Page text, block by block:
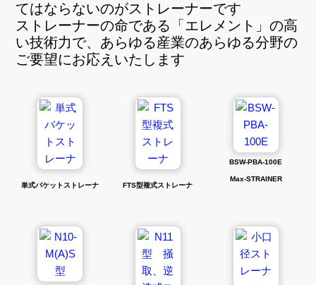
てはならないのがストレーナーです
ストレーナーの命である「エレメント」の高
い技術力で、あらゆる産業のあらゆる分野の
ご要望にお応えいたします
単式バケットストレーナ FTS型複式ストレーナ
BSW-PBA-100E
Max-STRAINER